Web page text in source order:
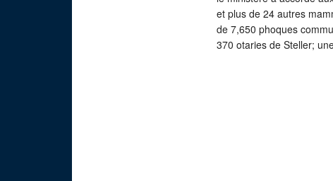
et plus de 24 autres
de 7,650 phoques
370 otaries de Steller;